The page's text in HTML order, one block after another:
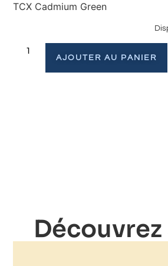
TCX Cadmium Green
AJOUTER AU PANIER
Découvrez